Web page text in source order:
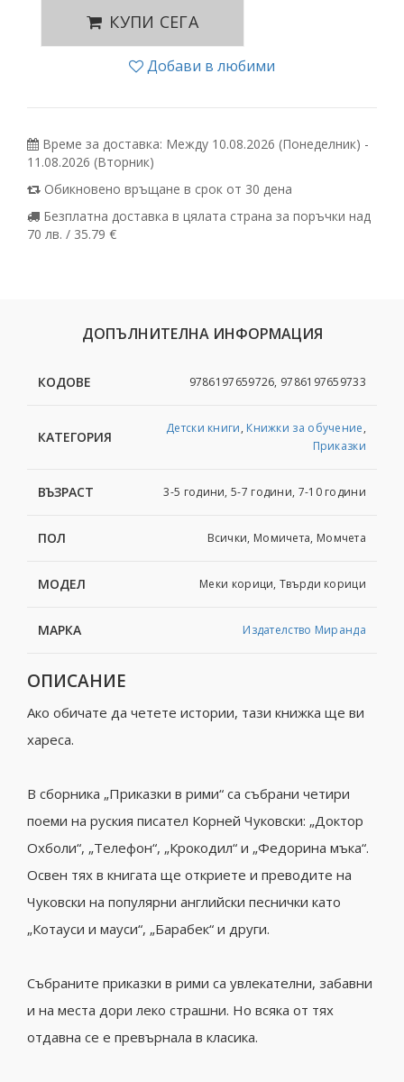
КУПИ СЕГА
Добави в любими
Време за доставка: Между 10.08.2026 (Понеделник) -
11.08.2026 (Вторник)
Обикновено връщане в срок от 30 дена
Безплатна доставка в цялата страна за поръчки над
70 лв. / 35.79 €
ДОПЪЛНИТЕЛНА ИНФОРМАЦИЯ
КОДОВЕ 9786197659726, 9786197659733
КАТЕГОРИЯ
Детски книги, Книжки за обучение,
Приказки
ВЪЗРАСТ 3-5 години, 5-7 години, 7-10 години
ПОЛ Всички, Момичета, Момчета
МОДЕЛ Меки корици, Твърди корици
МАРКА Издателство Миранда
ОПИСАНИЕ
Ако обичате да четете истории, тази книжка ще ви
хареса.
В сборника „Приказки в рими“ са събрани четири
поеми на руския писател Корней Чуковски: „Доктор
Охболи“, „Телефон“, „Крокодил“ и „Федорина мъка“.
Освен тях в книгата ще откриете и преводите на
Чуковски на популярни английски песнички като
„Котауси и мауси“, „Барабек“ и други.
Събраните приказки в рими са увлекателни, забавни
и на места дори леко страшни. Но всяка от тях
отдавна се е превърнала в класика.